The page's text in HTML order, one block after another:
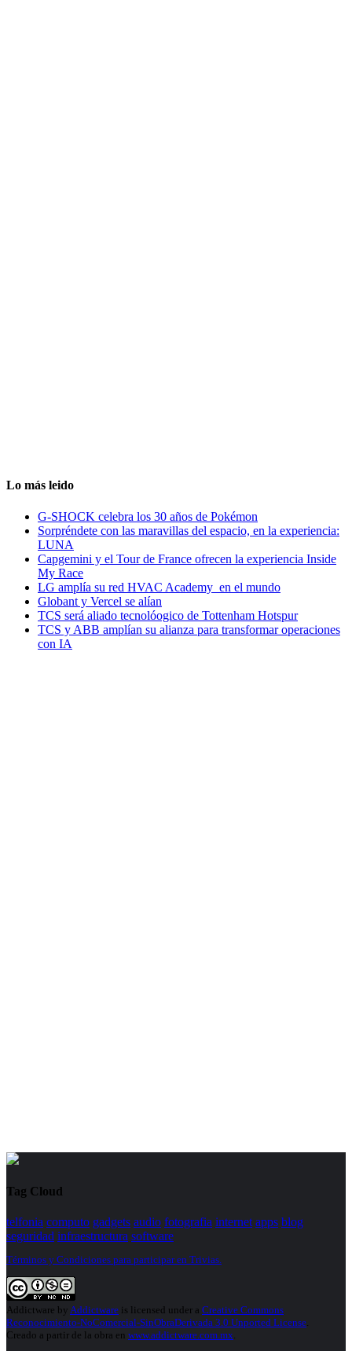
Lo más leido
G-SHOCK celebra los 30 años de Pokémon
Sorpréndete con las maravillas del espacio, en la experiencia:
LUNA
Capgemini y el Tour de France ofrecen la experiencia Inside
My Race
LG amplía su red HVAC Academy en el mundo
Globant y Vercel se alían
TCS será aliado tecnolóogico de Tottenham Hotspur
TCS y ABB amplían su alianza para transformar operaciones
con IA
Tag Cloud
telfonia computo gadgets audio fotografia internet apps blog
seguridad infraestructura software
Términos y Condiciones para participar en Trivias.
Addictware by Addictware is licensed under a Creative Commons
Reconocimiento-NoComercial-SinObraDerivada 3.0 Unported License.
Creado a partir de la obra en www.addictware.com.mx.